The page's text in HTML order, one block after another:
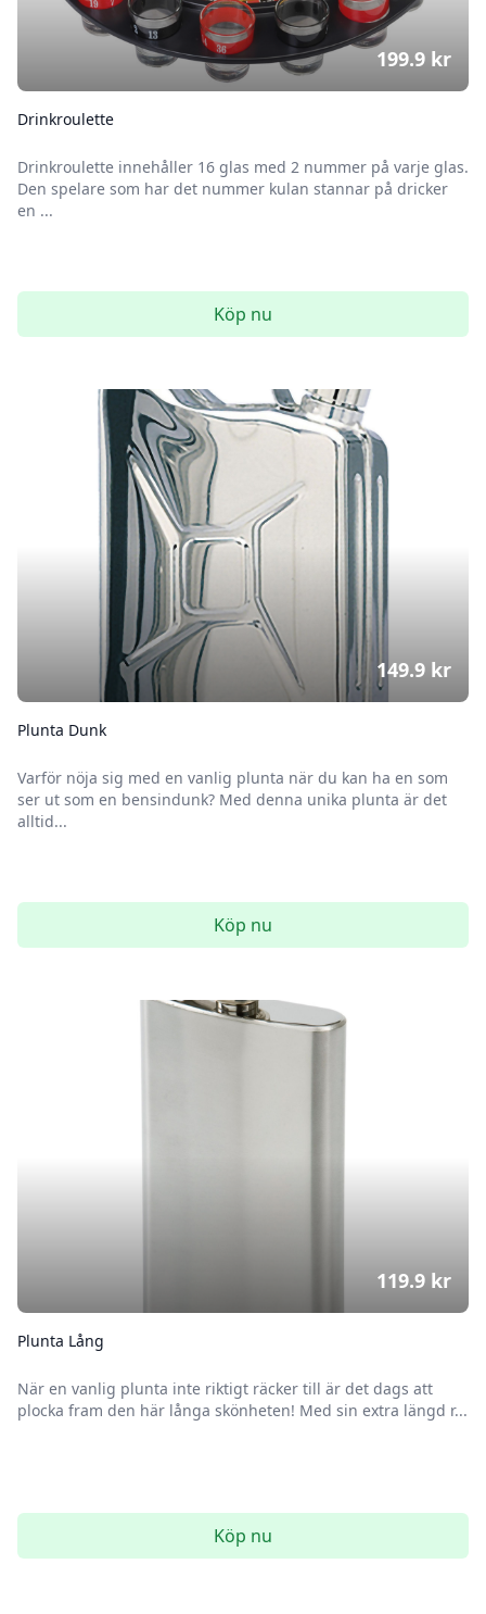
Drinkroulette
Drinkroulette innehåller 16 glas med 2 nummer på varje glas.
Den spelare som har det nummer kulan stannar på dricker
en ...
199.9 kr
Köp nu
Plunta Dunk
Varför nöja sig med en vanlig plunta när du kan ha en som
ser ut som en bensindunk? Med denna unika plunta är det
alltid...
149.9 kr
Köp nu
Plunta Lång
När en vanlig plunta inte riktigt räcker till är det dags att
plocka fram den här långa skönheten! Med sin extra längd r...
119.9 kr
Köp nu